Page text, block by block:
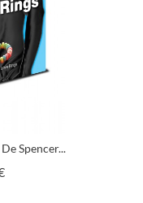
Spencer...
Prix